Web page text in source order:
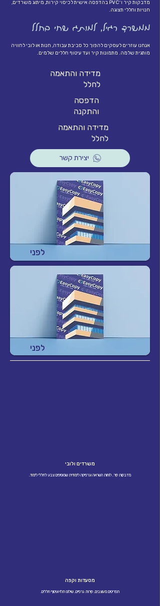
מדבקות קיר ו־PVC בהדפסה אישית לכיסוי קירות, מיתוג משרדים,
חנויות וחללי תצוגה.
ממשרד רגיל, למותג שחי בחלל
אנחנו עוזרים לעסקים להפוך כל סביבת עבודה, חנות או לובי לחוויה
מותגית שלמה. מתמונות קיר ועד עיטוף חללים שלמים.
מדידה והתאמה
לחלל
הדפסה
והתקנה
מדידה והתאמה
לחלל
יצירת קשר
לפני
לפני
משרדים ולובי
מדבקות קיר, לוחות השראה וגרפיקה לימודית שמוסיפים צבע לחללי לימוד.
מסעדות וקפה
תפריטים מעוצבים, קירות גרפיים, שילוט תלוי ועיטוף חללים.